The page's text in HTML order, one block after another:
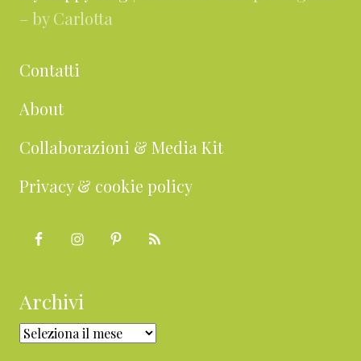
– by Carlotta
Contatti
About
Collaborazioni & Media Kit
Privacy & cookie policy
Archivi
Archivi